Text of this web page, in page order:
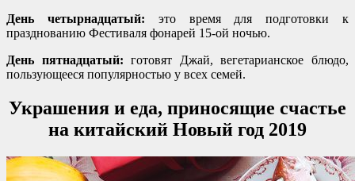
День четырнадцатый: это время для подготовки к
празднованию Фестиваля фонарей 15-ой ночью.
День пятнадцатый: готовят Джай, вегетарианское блюдо,
пользующееся популярностью у всех семей.
Украшения и еда, приносящие счастье
на китайский Новый год 2019